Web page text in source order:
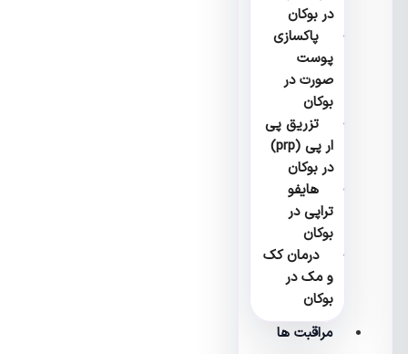
در بوکان
پاکسازی
پوست
صورت در
بوکان
تزریق پی
ار پی (prp)
در بوکان
هایفو
تراپی در
بوکان
درمان کک
و مک در
بوکان
مراقبت ها